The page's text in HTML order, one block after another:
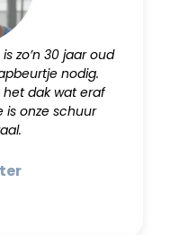
zo’n 30 jaar oud
nodig.
dak wat eraf
is onze schuur